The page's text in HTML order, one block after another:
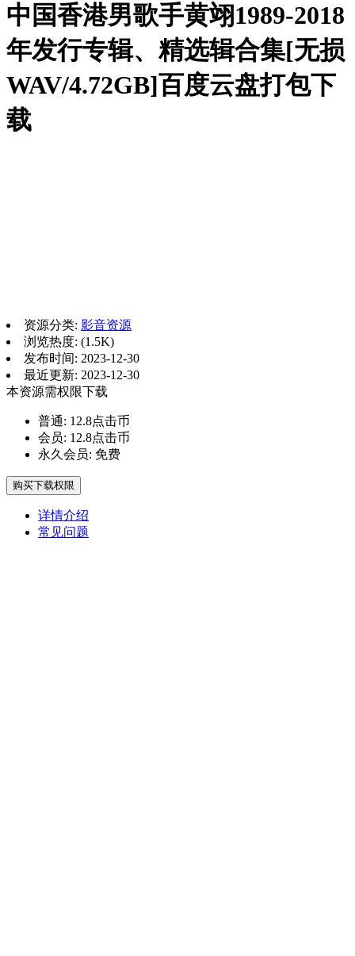
中国香港男歌手黄翊1989-2018
年发行专辑、精选辑合集[无损
WAV/4.72GB]百度云盘打包下
载
资源分类: 影音资源
浏览热度: (1.5K)
发布时间: 2023-12-30
最近更新: 2023-12-30
本资源需权限下载
普通: 12.8点击币
会员: 12.8点击币
永久会员: 免费
购买下载权限
详情介绍
常见问题